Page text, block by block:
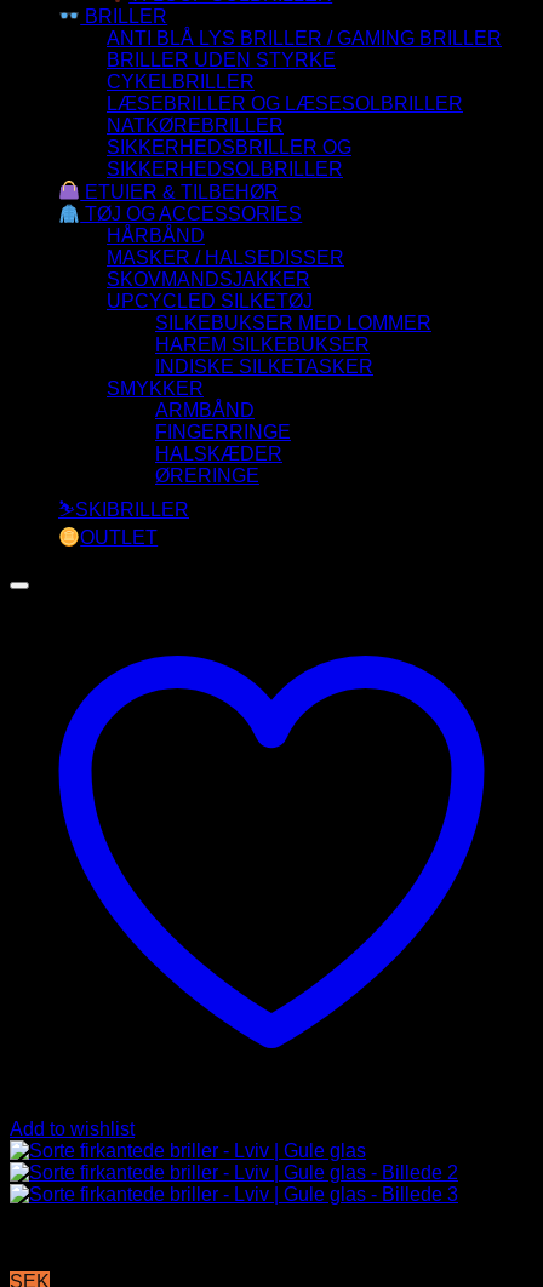
BRILLER
ANTI BLÅ LYS BRILLER / GAMING BRILLER
BRILLER UDEN STYRKE
CYKELBRILLER
LÆSEBRILLER OG LÆSESOLBRILLER
NATKØREBRILLER
SIKKERHEDSBRILLER OG
SIKKERHEDSOLBRILLER
ETUIER & TILBEHØR
TØJ OG ACCESSORIES
HÅRBÅND
MASKER / HALSEDISSER
SKOVMANDSJAKKER
UPCYCLED SILKETØJ
SILKEBUKSER MED LOMMER
HAREM SILKEBUKSER
INDISKE SILKETASKER
SMYKKER
ARMBÅND
FINGERRINGE
HALSKÆDER
ØRERINGE
⛷️SKIBRILLER
OUTLET
Add to wishlist
SEK